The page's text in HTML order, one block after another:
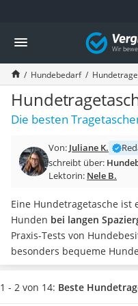
Die beliebtesten Vergleiche
Drogerie
Inhalator
Haarschneider
Rollator
Braun Rasierer
Katzenklappe (Chip)
Masturbator
Massagepistole
Reisehaartrockner
Eiweißpulver
Magnesiumpräparat
Katzenklappe
Nackenmassagegerät
Zeckenschutz Katze
Vergleich
Hundebedarf
Die besten
Von: Juliane K.
schreibt über:
Lektorin: Nele B.
Eine Hundetragetasche ist
Hunden bei langen
Praxis-Tests von
besonders bequeme
zweites Körbchen zu
bei Freunden akzeptiert
1 - 2 von 14: Beste